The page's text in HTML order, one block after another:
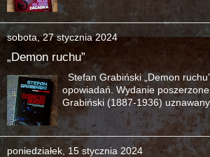
sobota, 27 stycznia 2024
„Demon ruchu”
Stefan Grabiński „Demon
opowiadań. Wydanie
Grabiński (1887-1936)
poniedziałek, 15 stycznia 2024